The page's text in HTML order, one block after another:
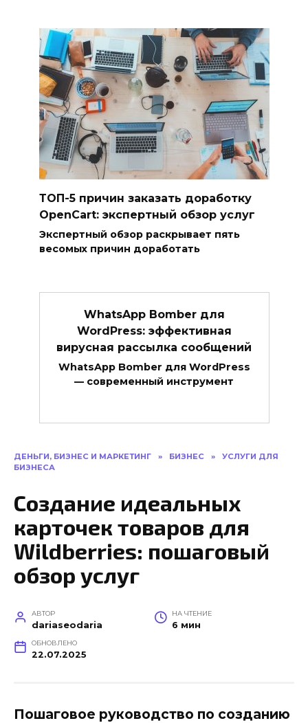
ДЕНЬГИ, БИЗНЕС И МАРКЕТИНГ » БИЗНЕС »
УСЛУГИ ДЛЯ
БИЗНЕСА
Создание идеальных
карточек товаров для
Wildberries: пошаговый
обзор услуг
АВТОР
dariaseodaria
НА ЧТЕНИЕ
6 мин
ОБНОВЛЕНО
22.07.2025
Пошаговое руководство по созданию
ТОП-5 причин заказать доработку
OpenCart: экспертный обзор услуг
Экспертный обзор раскрывает пять
весомых причин доработать
WhatsApp Bomber для
WordPress: эффективная
вирусная рассылка сообщений
WhatsApp Bomber для WordPress
— современный инструмент